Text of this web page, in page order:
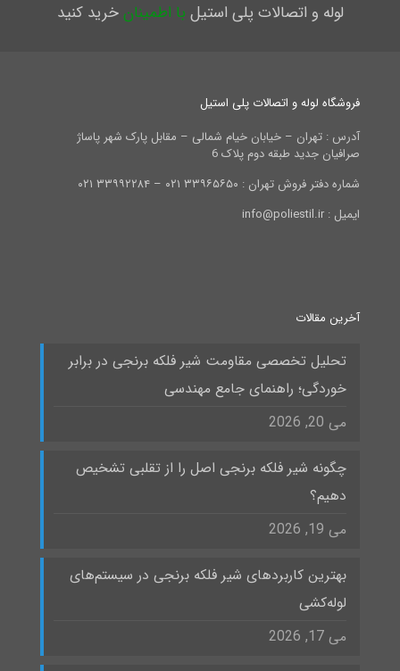
لوله و اتصالات پلی استیل با اطمینانخرید کنید
فروشگاه لوله و اتصالات پلی استیل
آدرس : تهران – خیابان خیام شمالی – مقابل پارک شهر پاساژ
صرافیان جدید طبقه دوم پلاک 6
شماره دفتر فروش تهران : ۳۳۹۶۵۶۵۰ ۰۲۱ – ۳۳۹۹۲۲۸۴ ۰۲۱
ایمیل : info@poliestil.ir
آخرین مقالات
تحلیل تخصصی مقاومت شیر فلکه برنجی در برابر
خوردگی؛ راهنمای جامع مهندسی
می 20, 2026
چگونه شیر فلکه برنجی اصل را از تقلبی تشخیص
دهیم؟
می 19, 2026
بهترین کاربردهای شیر فلکه برنجی در سیستم‌های
لوله‌کشی
می 17, 2026